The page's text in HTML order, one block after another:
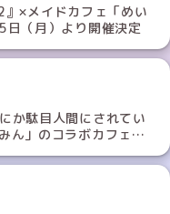
×メイドカフェ「めい
日（月）より開催決定
か駄目人間にされてい
ん」のコラボカフェが